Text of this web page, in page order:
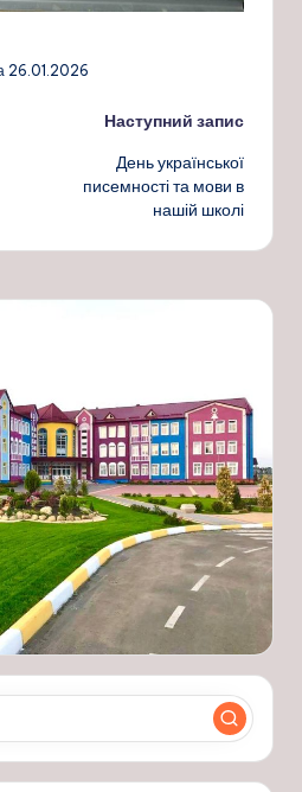
26.01.2026
Наступний запис
День української
писемності та мови в
нашій школі